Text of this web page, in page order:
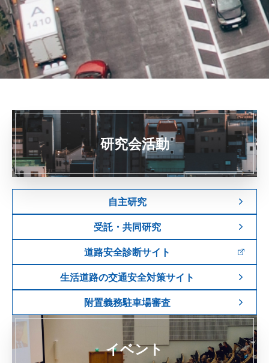
研究会活動
自主研究
受託・共同研究
道路安全診断サイト
生活道路の交通安全対策サイト
附置義務駐車場審査
イベント